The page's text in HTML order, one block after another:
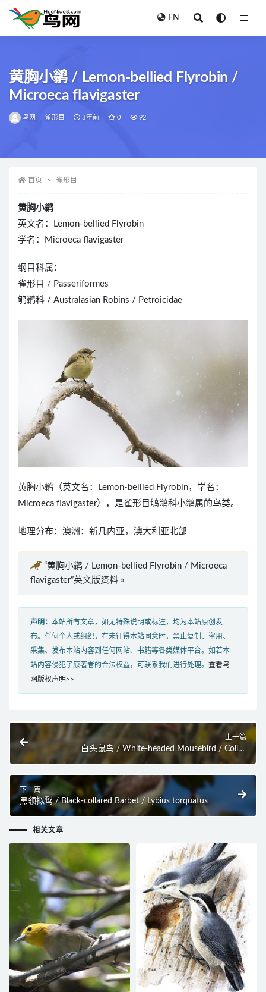
EN
黄胸小鹟 / Lemon-bellied Flyrobin /
Microeca flavigaster
鸟网 雀形目 3年前 0 92
首页 雀形目
黄胸小鹟
英文名：Lemon-bellied Flyrobin
学名：Microeca flavigaster
纲目科属：
雀形目 / Passeriformes
鸲鹟科 / Australasian Robins / Petroicidae
黄胸小鹟（英文名：Lemon-bellied Flyrobin，学名：
Microeca flavigaster），是雀形目鸲鹟科小鹟属的鸟类。
地理分布：澳洲：新几内亚，澳大利亚北部
“黄胸小鹟 / Lemon-bellied Flyrobin / Microeca
flavigaster”英文版资料 »
声明： 本站所有文章，如无特殊说明或标注，均为本站原创发
布。任何个人或组织，在未征得本站同意时，禁止复制、盗用、
采集、发布本站内容到任何网站、书籍等各类媒体平台。如若本
站内容侵犯了原著者的合法权益，可联系我们进行处理。 查看鸟
网版权声明>>
上一篇
白头鼠鸟 / White-headed Mousebird / Colius
leucocephalus
下一篇
黑领拟䴕 / Black-collared Barbet / Lybius torquatus
相关文章